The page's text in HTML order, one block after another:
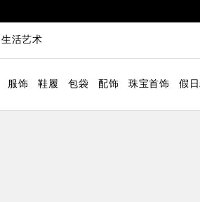
生活艺术
服饰 鞋履 包袋 配饰 珠宝首饰 假